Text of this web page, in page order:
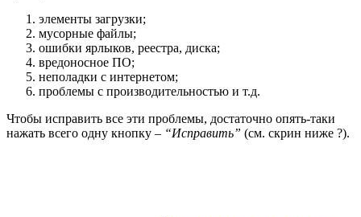
элементы загрузки;
мусорные файлы;
ошибки ярлыков, реестра, диска;
вредоносное ПО;
неполадки с интернетом;
проблемы с производительностью и т.д.
Чтобы исправить все эти проблемы, достаточно опять-таки
нажать всего одну кнопку – “Исправить” (см. скрин ниже ?).